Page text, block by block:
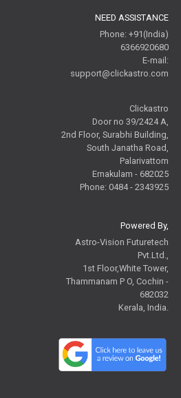
NEED ASSISTANCE
Phone: +91(India)
6366920680
E-mail:
support@clickastro.com
Clickastro
Door no 39/2424 A,
2nd Floor, Surabhi Building,
South Janatha Road,
Palarivattom
Ernakulam - 682025
Phone: 0484 - 2343925
Powered By,
Astro-Vision Futuretech
Pvt.Ltd.,
1st Floor,White Tower,
Thammanam P O, Cochin -
682032
Kerala, India.